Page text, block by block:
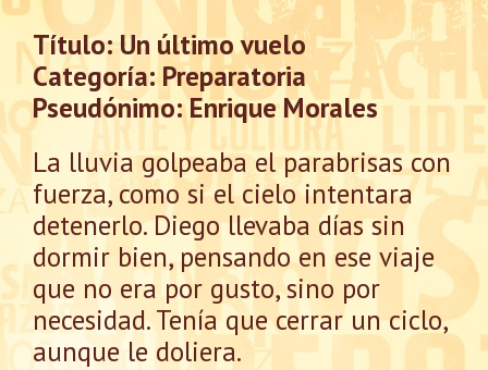
Título: Un último vuelo
Categoría: Preparatoria
Pseudónimo: Enrique Morales
La lluvia golpeaba el parabrisas con
fuerza, como si el cielo intentara
detenerlo. Diego llevaba días sin
dormir bien, pensando en ese viaje
que no era por gusto, sino por
necesidad. Tenía que cerrar un ciclo,
aunque le doliera.